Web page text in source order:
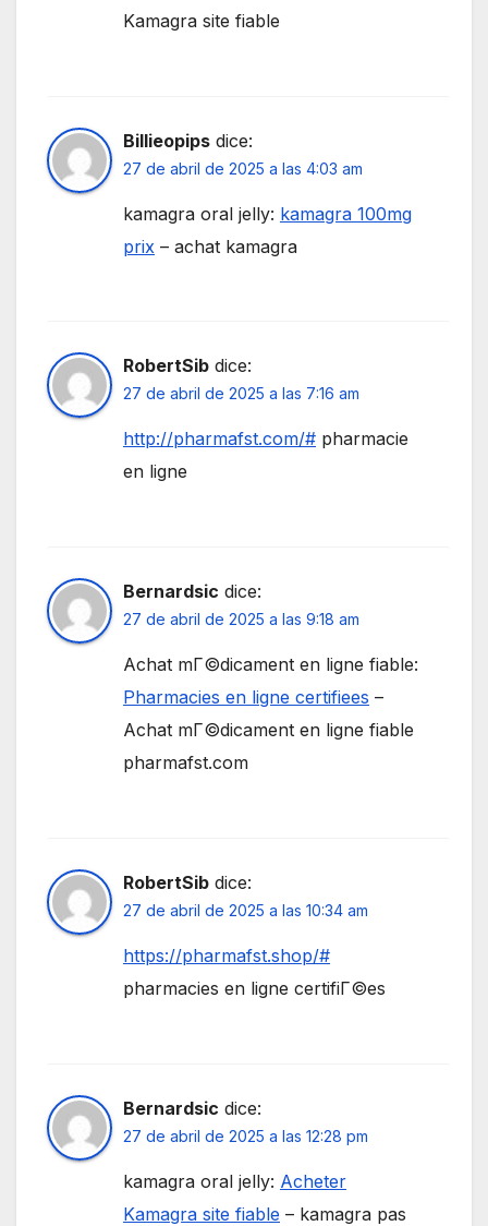
Kamagra site fiable
Billieopips dice:
27 de abril de 2025 a las 4:03 am
kamagra oral jelly: kamagra 100mg
prix – achat kamagra
RobertSib dice:
27 de abril de 2025 a las 7:16 am
http://pharmafst.com/# pharmacie
en ligne
Bernardsic dice:
27 de abril de 2025 a las 9:18 am
Achat mГ©dicament en ligne fiable:
Pharmacies en ligne certifiees –
Achat mГ©dicament en ligne fiable
pharmafst.com
RobertSib dice:
27 de abril de 2025 a las 10:34 am
https://pharmafst.shop/#
pharmacies en ligne certifiГ©es
Bernardsic dice:
27 de abril de 2025 a las 12:28 pm
kamagra oral jelly: Acheter
Kamagra site fiable – kamagra pas